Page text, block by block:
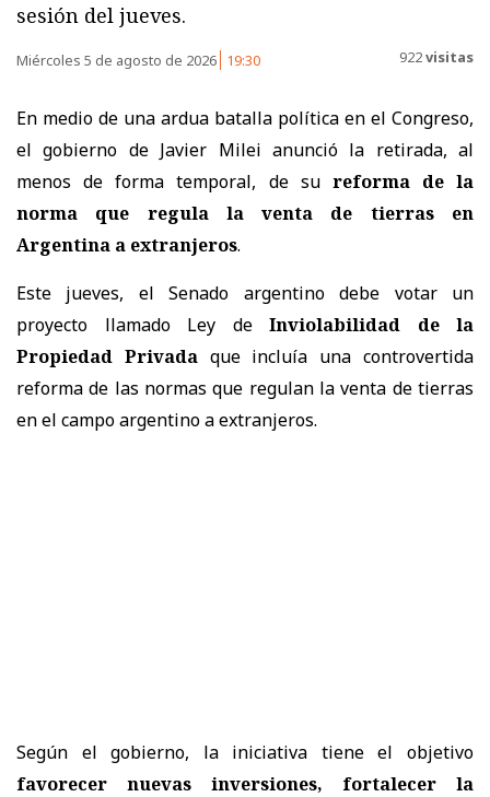
sesión del jueves.
Miércoles 5 de agosto de 2026 19:30 922visitas
En medio de una ardua batalla política en el Congreso,
el gobierno de Javier Milei anunció la retirada, al
menos de forma temporal, de su reforma de la
norma que regula la venta de tierras en
Argentina a extranjeros.
Este jueves, el Senado argentino debe votar un
proyecto llamado Ley de Inviolabilidad de la
Propiedad Privadaque incluía una controvertida
reforma de las normas que regulan la venta de tierras
en el campo argentino a extranjeros.
Según el gobierno, la iniciativa tiene el objetivo
favorecer nuevas inversiones, fortalecer la